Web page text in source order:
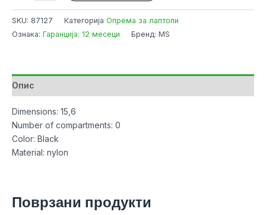
MS
SKU: 87127 Категорија Опрема за лаптопи
Ознака: Гаранција: 12 месеци Бренд: MS
Опис
Dimensions: 15,6
Number of compartments: 0
Color: Black
Material: nylon
Поврзани продукти